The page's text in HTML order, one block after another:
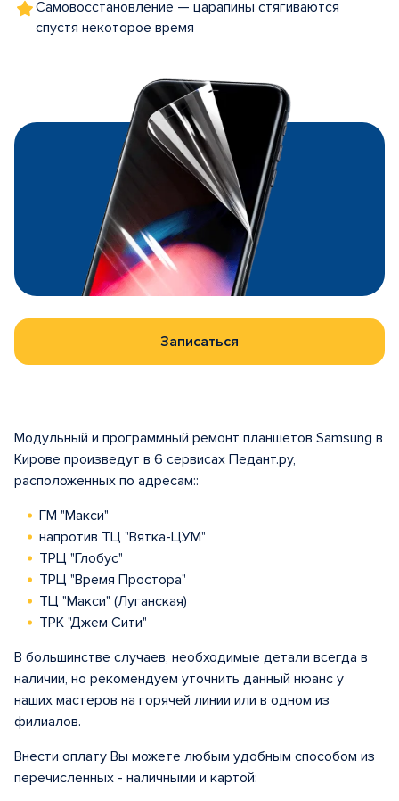
Самовосстановление — царапины стягиваются
спустя некоторое время
Записаться
Модульный и программный ремонт планшетов Samsung в
Кирове произведут в 6 сервисах Педант.ру,
расположенных по адресам::
ГМ "Макси"
напротив ТЦ "Вятка-ЦУМ"
ТРЦ "Глобус"
ТРЦ "Время Простора"
ТЦ "Макси" (Луганская)
ТРК "Джем Сити"
В большинстве случаев, необходимые детали всегда в
наличии, но рекомендуем уточнить данный нюанс у
наших мастеров на горячей линии или в одном из
филиалов.
Внести оплату Вы можете любым удобным способом из
перечисленных - наличными и картой: